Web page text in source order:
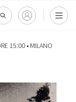
15:00 • MILANO